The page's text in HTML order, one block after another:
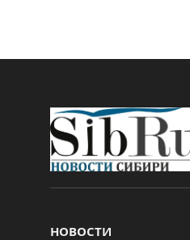
НОВОСТИ